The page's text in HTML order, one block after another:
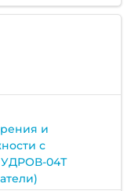
и
с
УДРОВ-04Т